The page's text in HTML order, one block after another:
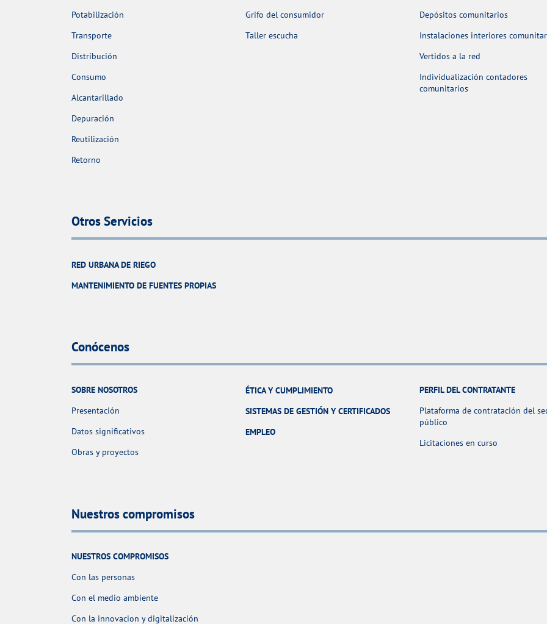
Potabilización
Transporte
Distribución
Consumo
Alcantarillado
Depuración
Reutilización
Retorno
Grifo del consumidor
Taller escucha
Depósitos comunitarios
Instalaciones interiores
Vertidos a la red
Individualización contadores
comunitarios
Otros Servicios
RED URBANA DE RIEGO
MANTENIMIENTO DE FUENTES PROPIAS
Conócenos
SOBRE NOSOTROS
Presentación
Datos significativos
Obras y proyectos
ÉTICA Y CUMPLIMIENTO
SISTEMAS DE GESTIÓN Y CERTIFICADOS
EMPLEO
PERFIL DEL CONTRATANTE
Plataforma de contratación del
público
Licitaciones en curso
Nuestros compromisos
NUESTROS COMPROMISOS
Con las personas
Con el medio ambiente
Con la innovacion y digitalización